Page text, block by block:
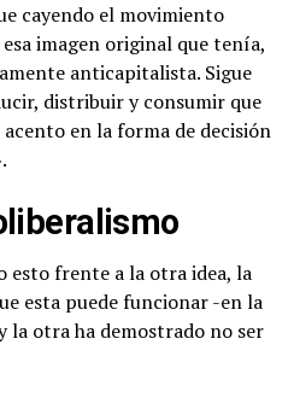
cayendo el movimiento
imagen original que tenía,
anticapitalista. Sigue
distribuir y consumir que
en la forma de decisión
esto frente a la otra idea, la
esta puede funcionar -en la
la otra ha demostrado no ser